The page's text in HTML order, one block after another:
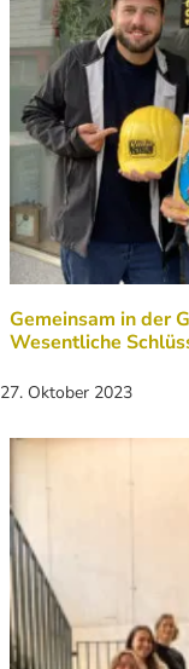
Gemeinsam in der
Wesentliche
27. Oktober 2023